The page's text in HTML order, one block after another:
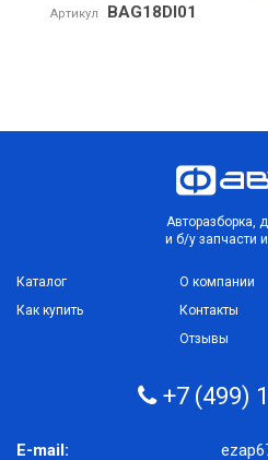
Артикул BAG18DI01
Авторазборка,
и б/у запчасти
Каталог
Как купить
О компании
Контакты
Отзывы
+7 (499)
E-mail: